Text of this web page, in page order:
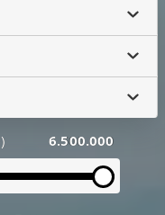
6.500.000